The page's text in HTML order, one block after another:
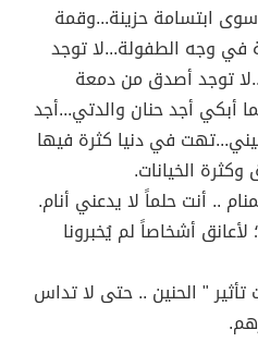
ابتسامة حزينة...وقمة
في وجه الطفولة...لا توجد
توجد أصدق من دمعة
أبكي أجد حنان والدتي...أجد
في دنيا كثرة فيها
الخيانات.
.. أنت حلماً لا يدعني أنام.
أشخاصاً لم يُخبرونا
" الحنين .. حتى لا تداس